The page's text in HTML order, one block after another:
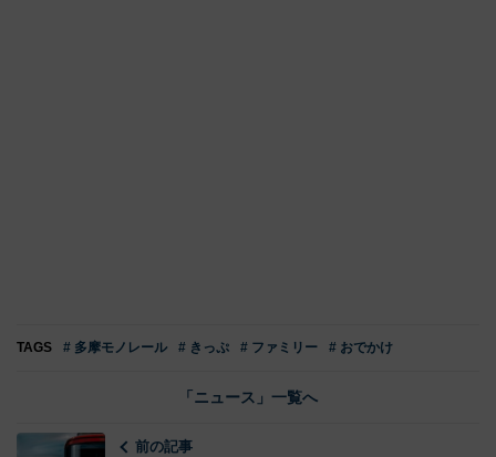
TAGS # 多摩モノレール # きっぷ # ファミリー # おでかけ
「ニュース」一覧へ
前の記事